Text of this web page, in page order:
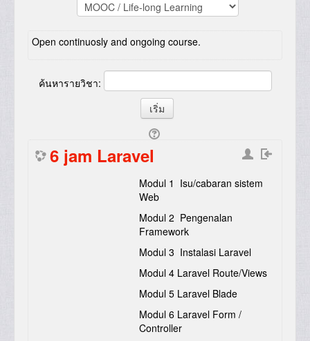
Open continuosly and ongoing course.
ค้นหารายวิชา:
6 jam Laravel
Modul 1 Isu/cabaran sistem
Web
Modul 2 Pengenalan
Framework
Modul 3 Instalasi Laravel
Modul 4 Laravel Route/Views
Modul 5 Laravel Blade
Modul 6 Laravel Form /
Controller